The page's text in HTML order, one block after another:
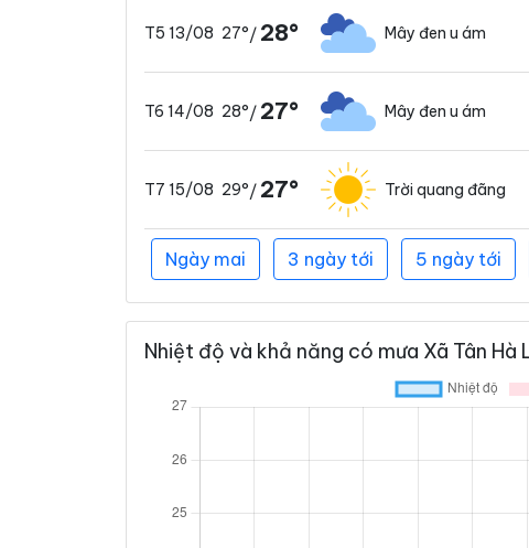
T5 13/08 27°/ 28° Mây đen u ám
T6 14/08 28°/ 27° Mây đen u ám
T7 15/08 29°/ 27° Trời quang đãng
Ngày mai 3 ngày tới 5 ngày tới
Nhiệt độ và khả năng có mưa Xã Tân Hà